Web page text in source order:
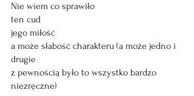
Nie wiem co sprawiło
ten cud
jego miłość
a może słabość charakteru (a może jedno i
drugie
z pewnością było to wszystko bardzo
niezręczne)